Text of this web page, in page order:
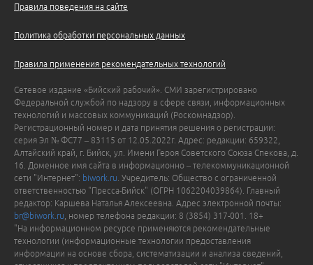
Правила поведения на сайте
Политика обработки персональных данных
Правила применения рекомендательных технологий
Сетевое издание «Бийский рабочий». СМИ зарегистрировано
Федеральной службой по надзору в сфере связи, информационных
технологий и массовых коммуникаций (Роскомнадзор).
Регистрационный номер и дата принятия решения о регистрации:
серия Эл № ФС77 – 83115 от 12.05.2022г. Адрес: редакции: 659322,
Алтайский край, г. Бийск, ул. Имени Героя Советского Союза Спекова, д.
16. Доменное имя сайта в информационно – телекоммуникационной
сети "Интернет": biwork.ru . Учредитель: Общество с ограниченной
ответственностью "Пресса-Бийск" (ОГРН 1062204039864). Главный
редактор: Каршева Наталья Алексеевна. Адрес электронной почты:
br@biwork.ru , номер телефона редакции: 8 (3854) 317-001. 18+
"На информационном ресурсе применяются рекомендательные
технологии (информационные технологии предоставления
информации на основе сбора, систематизации и анализа сведений,